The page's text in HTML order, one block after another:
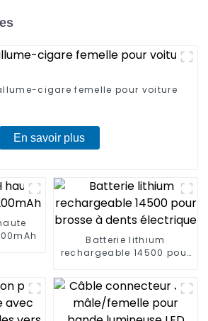
cigare femelle pour voiture
En savoir plus
Batterie lithium
rechargeable 14500 pour